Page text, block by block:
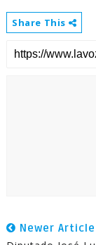
Share This
Newer Article